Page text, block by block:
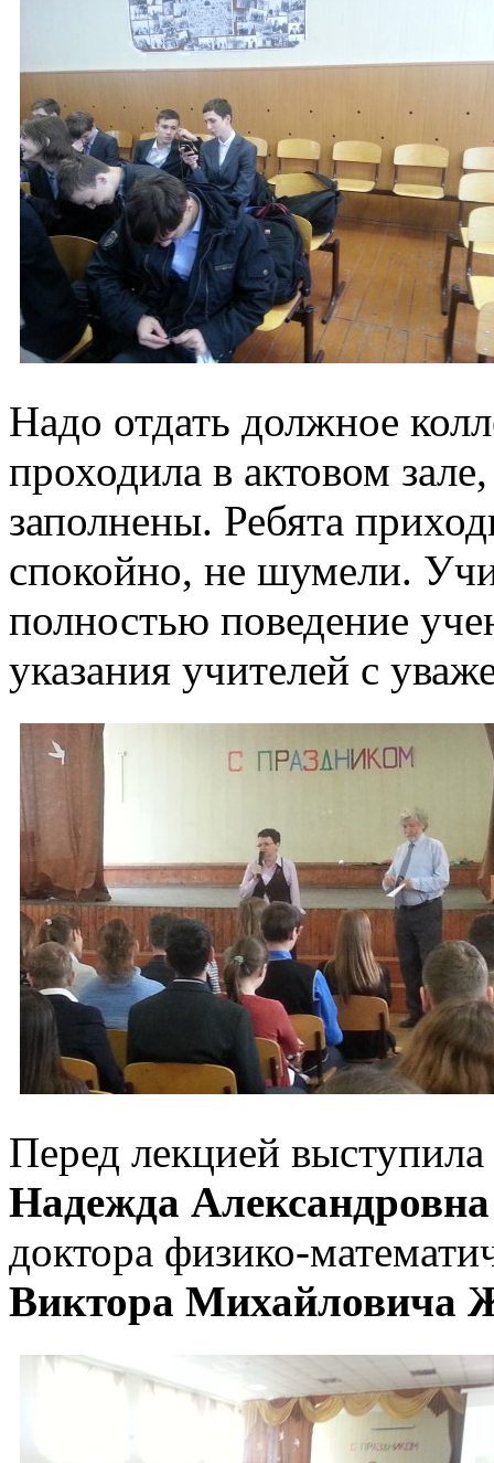
Надо отдать должное
проходила в актовом
заполнены. Ребята
спокойно, не шумели.
полностью поведение
указания учителей с
Перед лекцией выступила
Надежда
доктора физико-
Виктора Михайловича